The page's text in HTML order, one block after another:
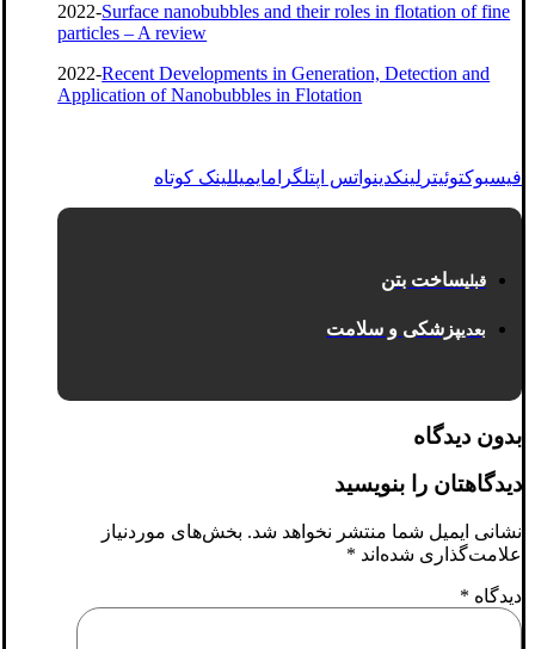
2022-Surface nanobubbles and their roles in flotation of fine
particles – A review
2022-Recent Developments in Generation, Detection and
Application of Nanobubbles in Flotation
فیسبوکتوئیتر لینکدینواتس اپتلگرامایمیللینک کوتاه
قبلیساخت بتن
بعدیپزشکی و سلامت
بدون دیدگاه
دیدگاهتان را بنویسید
نشانی ایمیل شما منتشر نخواهد شد. بخش‌های موردنیاز
علامت‌گذاری شده‌اند *
دیدگاه *